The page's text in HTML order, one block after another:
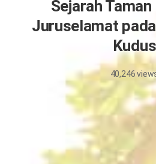
Sejarah Taman
Juruselamat
Kudus
26/5/
40,246